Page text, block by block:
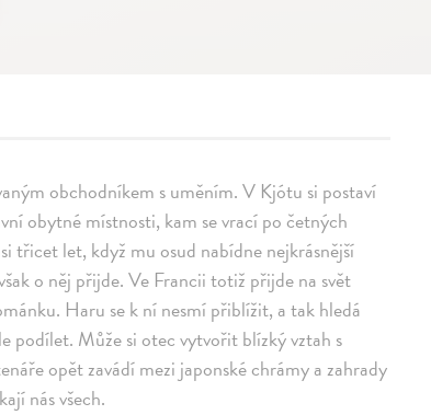
obchodníkem s uměním. V Kjótu si postaví
obytné místnosti, kam se vrací po četných
třicet let, když mu osud nabídne nejkrásnější
o něj přijde. Ve Francii totiž přijde na svět
Haru se k ní nesmí přiblížit, a tak hledá
podílet. Může si otec vytvořit blízký vztah s
opět zavádí mezi japonské chrámy a zahrady
nás všech.